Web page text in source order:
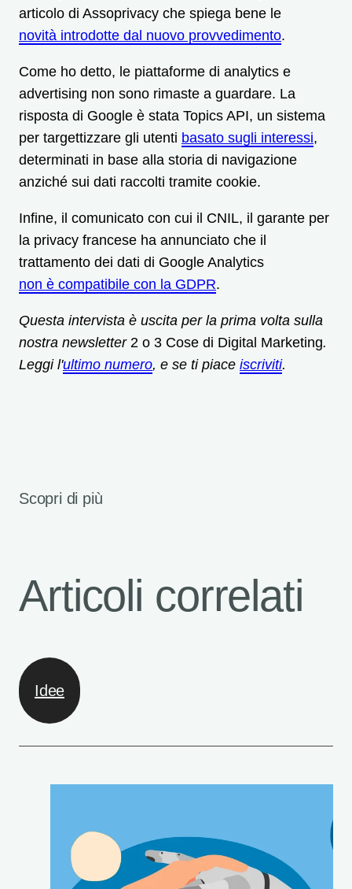
articolo di Assoprivacy che spiega bene le
novità introdotte dal nuovo provvedimento.
Come ho detto, le piattaforme di analytics e
advertising non sono rimaste a guardare. La
risposta di Google è stata Topics API, un sistema
per targettizzare gli utenti basato sugli interessi,
determinati in base alla storia di navigazione
anziché sui dati raccolti tramite cookie.
Infine, il comunicato con cui il CNIL, il garante per
la privacy francese ha annunciato che il
trattamento dei dati di Google Analytics
non è compatibile con la GDPR.
Questa intervista è uscita per la prima volta sulla
nostra newsletter 2 o 3 Cose di Digital Marketing.
Leggi l'ultimo numero, e se ti piace iscriviti.
Scopri di più
Articoli correlati
Idee